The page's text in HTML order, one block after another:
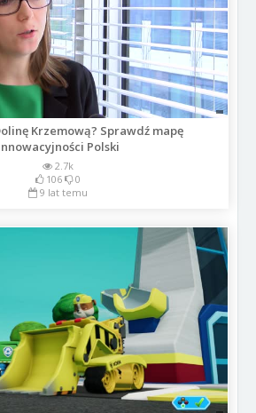
Krzemową? Sprawdź mapę
Polski
2.7k
106
0
9 lat temu